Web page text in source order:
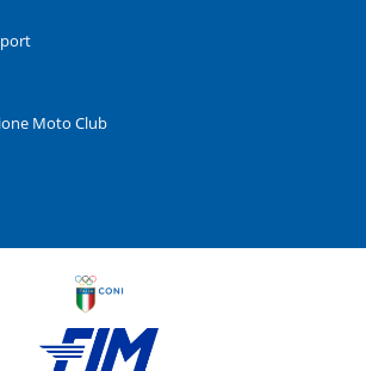
Moto Club